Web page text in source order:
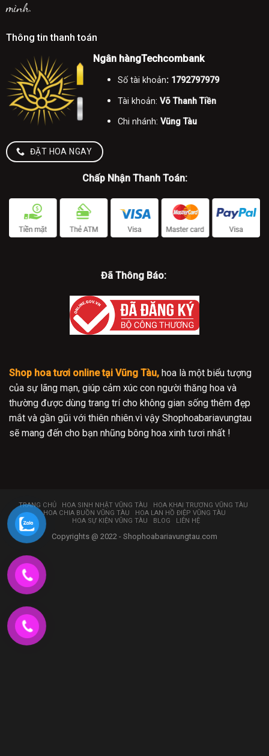
mình.
Thông tin thanh toán
Ngân hàngTechcombank
Số tài khoản: 1792797979
Tài khoản: Võ Thanh Tiền
Chi nhánh: Vũng Tàu
ĐẶT HOA NGAY
Chấp Nhận Thanh Toán:
Đã Thông Báo:
Shop hoa tươi online tại Vũng Tàu, hoa là một biểu tượng
của sự lãng mạn, giúp cảm xúc con người thăng hoa và
thường được dùng trang trí cho không gian sống thêm đẹp
mắt và gần gũi với thiên nhiên.vì vậy Shophoabariavungtau
sẽ mang đến cho bạn nhũng bông hoa xinh tươi nhất !
TRANG CHỦ HOA SINH NHẬT VŨNG TÀU
HOA KHAI TRƯƠNG VŨNG TÀU
HOA CHIA BUỒN VŨNG TÀU
HOA LAN HỒ ĐIỆP VŨNG TÀU
HOA SỰ KIỆN VŨNG TÀU
BLOG LIÊN HỆ
Copyrights @ 2022 - Shophoabariavungtau.com